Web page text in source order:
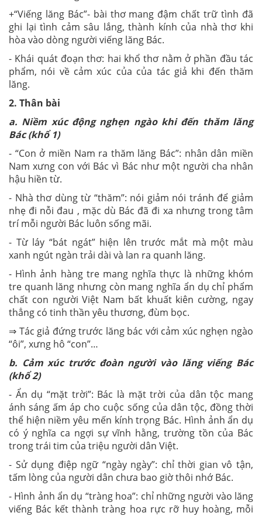
+“Viếng lăng Bác”- bài thơ mang đậm chất trữ tình đã
ghi lại tình cảm sâu lắng, thành kính của nhà thơ khi
hòa vào dòng người viếng lăng Bác.
- Khái quát đoạn thơ: hai khổ thơ nằm ở phần đầu tác
phẩm, nói về cảm xúc của của tác giả khi đến thăm
lăng.
2. Thân bài
a. Niềm xúc động nghẹn ngào khi đến thăm lăng
Bác (khổ 1)
- “Con ở miền Nam ra thăm lăng Bác”: nhân dân miền
Nam xưng con với Bác vì Bác như một người cha nhân
hậu hiền từ.
- Nhà thơ dùng từ “thăm”: nói giảm nói tránh để giảm
nhẹ đi nỗi đau , mặc dù Bác đã đi xa nhưng trong tâm
trí mỗi người Bác luôn sống mãi.
- Từ láy “bát ngát” hiện lên trước mắt mà một màu
xanh ngút ngàn trải dài và lan ra quanh lăng.
- Hình ảnh hàng tre mang nghĩa thực là những khóm
tre quanh lăng nhưng còn mang nghĩa ẩn dụ chỉ phẩm
chất con người Việt Nam bất khuất kiên cường, ngay
thẳng có tinh thần yêu thương, đùm bọc.
⇒ Tác giả đứng trước lăng bác với cảm xúc nghẹn ngào
“ôi”, xưng hô “con”…
b. Cảm xúc trước đoàn người vào lăng viếng Bác
(khổ 2)
- Ẩn dụ “mặt trời”: Bác là mặt trời của dân tộc mang
ánh sáng ấm áp cho cuộc sống của dân tộc, đồng thời
thể hiện niềm yêu mến kính trọng Bác. Hình ảnh ẩn dụ
có ý nghĩa ca ngợi sự vĩnh hằng, trường tồn của Bác
trong trái tim của triệu người dân Việt.
- Sử dụng điệp ngữ “ngày ngày”: chỉ thời gian vô tận,
tấm lòng của người dân chưa bao giờ thôi nhớ Bác.
- Hình ảnh ẩn dụ “tràng hoa”: chỉ những người vào lăng
viếng Bác kết thành tràng hoa rực rỡ huy hoàng, mỗi